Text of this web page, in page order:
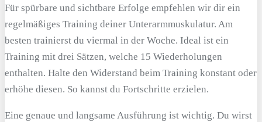
Für spürbare und sichtbare Erfolge empfehlen wir dir ein
regelmäßiges Training deiner Unterarmmuskulatur. Am
besten trainierst du viermal in der Woche. Ideal ist ein
Training mit drei Sätzen, welche 15 Wiederholungen
enthalten. Halte den Widerstand beim Training konstant oder
erhöhe diesen. So kannst du Fortschritte erzielen.
Eine genaue und langsame Ausführung ist wichtig. Du wirst